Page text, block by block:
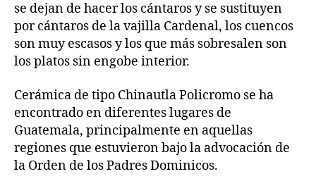
se dejan de hacer los cántaros y se sustituyen
por cántaros de la vajilla Cardenal, los cuencos
son muy escasos y los que más sobresalen son
los platos sin engobe interior.
Cerámica de tipo Chinautla Policromo se ha
encontrado en diferentes lugares de
Guatemala, principalmente en aquellas
regiones que estuvieron bajo la advocación de
la Orden de los Padres Dominicos.